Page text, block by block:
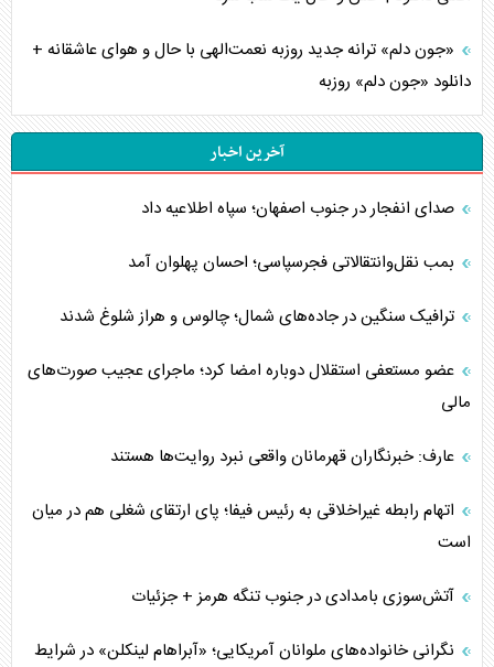
«جون دلم» ترانه جدید روزبه نعمت‌الهی با حال و هوای عاشقانه +
دانلود «جون دلم» روزبه
آخرین اخبار
صدای انفجار در جنوب اصفهان؛ سپاه اطلاعیه داد
بمب نقل‌وانتقالاتی فجرسپاسی؛ احسان پهلوان آمد
ترافیک سنگین در جاده‌های شمال؛ چالوس و هراز شلوغ شدند
عضو مستعفی استقلال دوباره امضا کرد؛ ماجرای عجیب صورت‌های
مالی
عارف: خبرنگاران قهرمانان واقعی نبرد روایت‌ها هستند
اتهام رابطه غیراخلاقی به رئیس فیفا؛ پای ارتقای شغلی هم در میان
است
آتش‌سوزی بامدادی در جنوب تنگه هرمز + جزئیات
نگرانی خانواده‌های ملوانان آمریکایی؛ «آبراهام لینکلن» در شرایط